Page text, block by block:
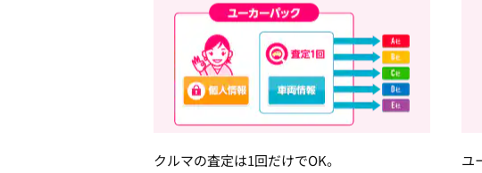
クルマの査定は1回だけでOK。
ユ